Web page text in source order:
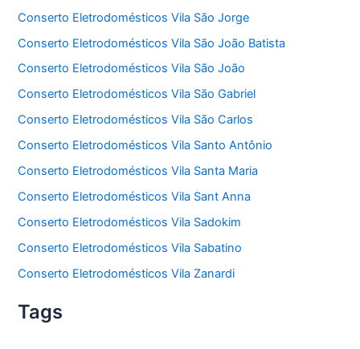
Conserto Eletrodomésticos Vila São Jorge
Conserto Eletrodomésticos Vila São João Batista
Conserto Eletrodomésticos Vila São João
Conserto Eletrodomésticos Vila São Gabriel
Conserto Eletrodomésticos Vila São Carlos
Conserto Eletrodomésticos Vila Santo Antônio
Conserto Eletrodomésticos Vila Santa Maria
Conserto Eletrodomésticos Vila Sant Anna
Conserto Eletrodomésticos Vila Sadokim
Conserto Eletrodomésticos Vila Sabatino
Conserto Eletrodomésticos Vila Zanardi
Tags